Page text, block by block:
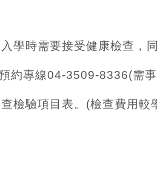
學時需要接受健康檢查，
約專線04-3509-8336(需
檢驗項目表。(檢查費用